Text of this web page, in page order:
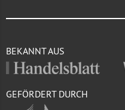
BEKANNT AUS
GEFÖRDERT DURCH